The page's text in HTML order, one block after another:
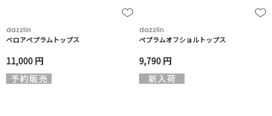
dazzlin
ベロアペプラムトップス
11,000 円
dazzlin
ペプラムオフショルトップス
9,790 円